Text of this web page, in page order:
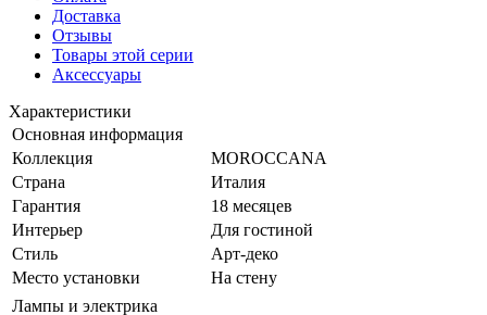
Доставка
Отзывы
Товары этой серии
Аксессуары
Характеристики
Основная информация
Коллекция
MOROCCANA
Страна
Италия
Гарантия
18 месяцев
Интерьер
Для гостиной
Стиль
Арт-деко
Место установки
На стену
Лампы и электрика